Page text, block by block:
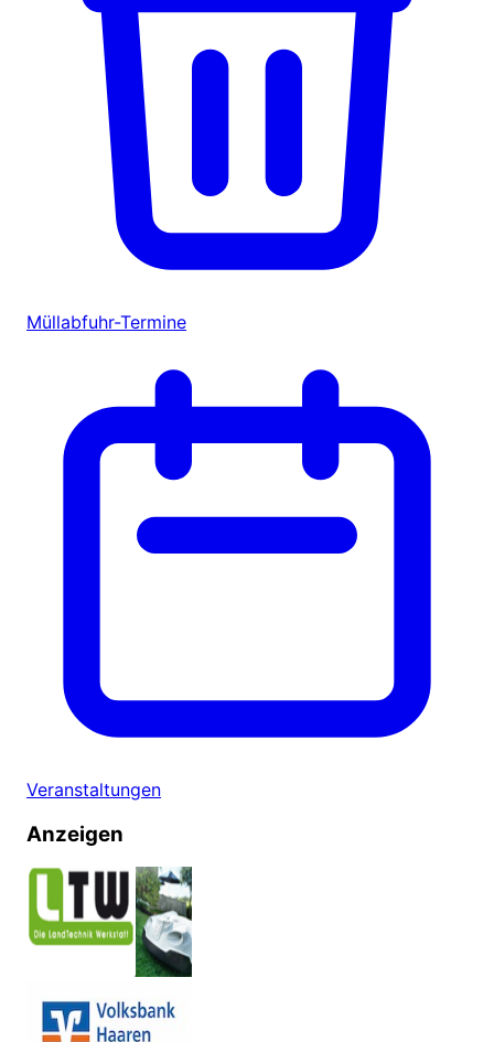
Müllabfuhr-Termine
Veranstaltungen
Anzeigen